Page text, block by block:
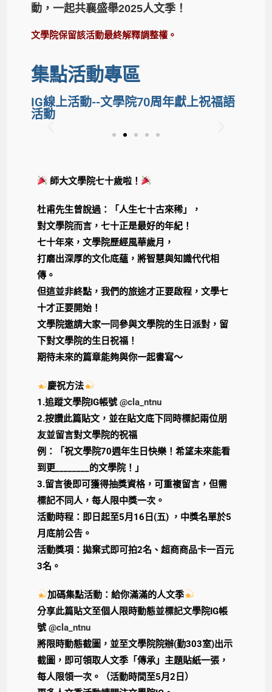
動，一起共襄盛舉2025人文季！
文學院保留該活動最終解釋調整權。
集點活動專區
IG線上活動--文學院70周年獻上祝福語
活動
師大文學院七十歲啦！
杜甫先生曾說過：「人生七十古來稀」，
對文學院而言，七十正是最好的年紀！
七十年來，文學院歷經風華歲月，
打磨出深厚的文化底蘊，將智慧與知識代代相
傳。
但這並非終點，我們的旅途才正要啟程，文學七
十才正要開始！
文學院邀請大家一同參與文學院的生日派對，留
下對文學院的生日祝福！
期待未來的篇章能夠與你一起書寫～
慶祝方法
1.追蹤文學院IG帳號@cla_ntnu
2.按讚此篇貼文，並在貼文底下同時標記兩位朋
友並留言對文學院的祝福
例：「祝文學院70週年生日快樂！希望未來能看
到更________的文學院！」
3.留言後即可獲得抽獎資格，可重複留言，但需
標記不同人，每人限中獎一次。
活動時程：即日起至5月16日(五) ，中獎名單於5
月底前公告。
活動獎項：拋棄式即可拍2名、超商商品卡一百元
3名。
加碼集點活動：給你滿滿的人文季
分享此篇貼文至個人限時動態並標記文學院IG帳
號@cla_ntnu
將限時動態截圖，並至文學院院辦(勤303室)出示
截圖，即可領取人文季「傳承」主題貼紙一張，
每人限領一次。（活動時間至5月2日）